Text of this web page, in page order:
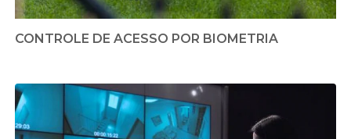
CONTROLE DE ACESSO POR BIOMETRIA